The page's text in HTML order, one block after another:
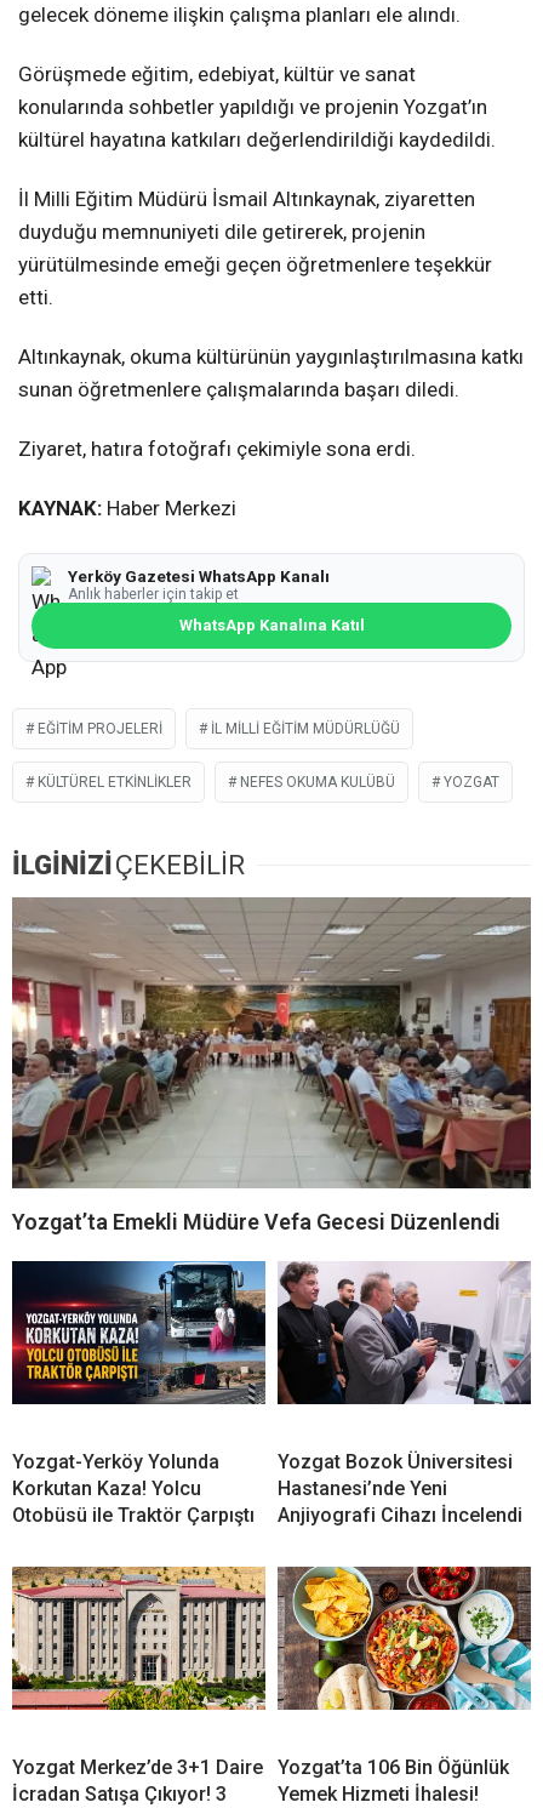
gelecek döneme ilişkin çalışma planları ele alındı.
Görüşmede eğitim, edebiyat, kültür ve sanat
konularında sohbetler yapıldığı ve projenin Yozgat’ın
kültürel hayatına katkıları değerlendirildiği kaydedildi.
İl Milli Eğitim Müdürü İsmail Altınkaynak, ziyaretten
duyduğu memnuniyeti dile getirerek, projenin
yürütülmesinde emeği geçen öğretmenlere teşekkür
etti.
Altınkaynak, okuma kültürünün yaygınlaştırılmasına katkı
sunan öğretmenlere çalışmalarında başarı diledi.
Ziyaret, hatıra fotoğrafı çekimiyle sona erdi.
KAYNAK: Haber Merkezi
Yerköy Gazetesi WhatsApp Kanalı
Anlık haberler için takip et
WhatsApp Kanalına Katıl
EĞITIM PROJELERI İL MILLI EĞITIM MÜDÜRLÜĞÜ
KÜLTÜREL ETKINLIKLER NEFES OKUMA KULÜBÜ YOZGAT
İLGİNİZİÇEKEBİLİR
Yozgat’ta Emekli Müdüre Vefa Gecesi Düzenlendi
Yozgat-Yerköy Yolunda
Korkutan Kaza! Yolcu
Otobüsü ile Traktör Çarpıştı
Yozgat Bozok Üniversitesi
Hastanesi’nde Yeni
Anjiyografi Cihazı İncelendi
Yozgat Merkez’de 3+1 Daire
İcradan Satışa Çıkıyor! 3
Yozgat’ta 106 Bin Öğünlük
Yemek Hizmeti İhalesi!